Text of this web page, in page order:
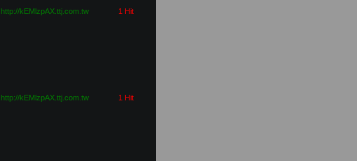
http://kEMlzpAX.ttj.com.tw 1 Hit
http://kEMlzpAX.ttj.com.tw 1 Hit